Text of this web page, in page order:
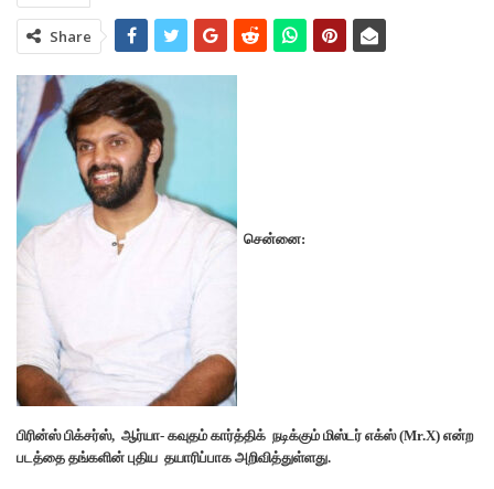
Share
சென்னை:
பிரின்ஸ் பிக்சர்ஸ், ஆர்யா- கவுதம் கார்த்திக் நடிக்கும் மிஸ்டர் எக்ஸ் (Mr.X) என்ற
படத்தை தங்களின் புதிய தயாரிப்பாக அறிவித்துள்ளது.